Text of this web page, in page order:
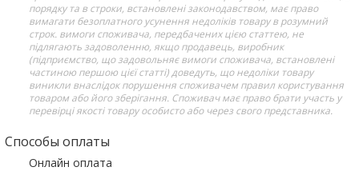
порядку та в строки, встановлені законодавством, має право
вимагати безоплатного усунення недоліків товару в розумний
строк. вимоги споживача, передбачених цією статтею, не
підлягають задоволенню, якщо продавець, виробник
(підприємство, що задовольняє вимоги споживача, встановлені
частиною першою цієї статті) доведуть, що недоліки товару
виникли внаслідок порушення споживачем правил користування
товаром або його зберігання. Споживач має право брати участь у
перевірці якості товару особисто або через свого представника.
Способы оплаты
Онлайн оплата